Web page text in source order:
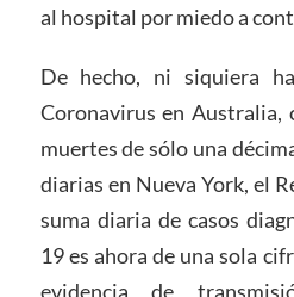
al hospital por miedo a
De hecho, ni siquiera
Coronavirus en Australia,
muertes de sólo una
diarias en Nueva York, el
suma diaria de casos
19 es ahora de una sola
evidencia de